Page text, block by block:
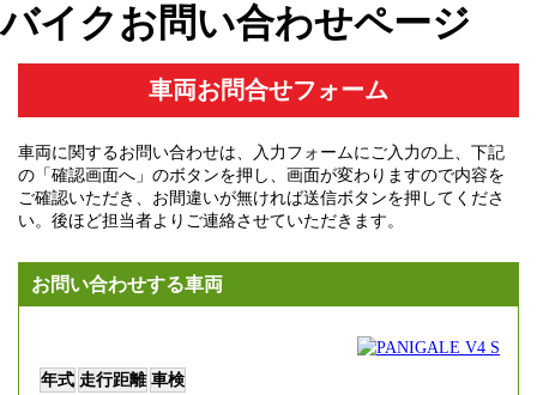
バイクお問い合わせページ
車両お問合せフォーム
車両に関するお問い合わせは、入力フォームにご入力の上、下記
の「確認画面へ」のボタンを押し、画面が変わりますので内容を
ご確認いただき、お間違いが無ければ送信ボタンを押してくださ
い。後ほど担当者よりご連絡させていただきます。
お問い合わせする車両
年式 走行距離 車検